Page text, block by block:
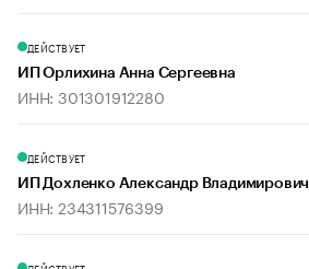
ДЕЙСТВУЕТ
ИП Орлихина Анна Сергеевна
ИНН: 301301912280
ДЕЙСТВУЕТ
ИП Дохленко Александр Владимирович
ИНН: 234311576399